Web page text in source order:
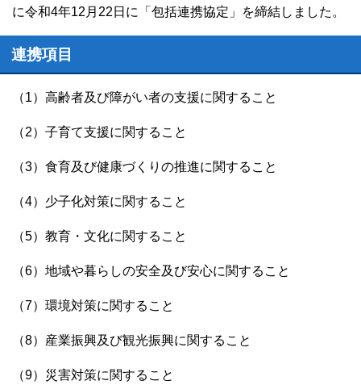
に令和4年12月22日に「包括連携協定」を締結しました。
連携項目
（1）高齢者及び障がい者の支援に関すること
（2）子育て支援に関すること
（3）食育及び健康づくりの推進に関すること
（4）少子化対策に関すること
（5）教育・文化に関すること
（6）地域や暮らしの安全及び安心に関すること
（7）環境対策に関すること
（8）産業振興及び観光振興に関すること
（9）災害対策に関すること